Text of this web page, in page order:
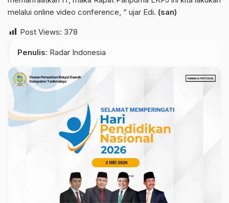
melalui online video conference, “ ujar Edi. (san)
Post Views: 378
Penulis: Radar Indonesia